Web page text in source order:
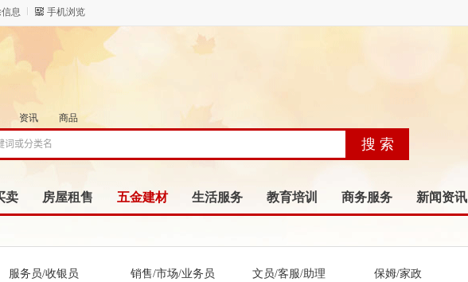
息 手机浏览
资讯 商品
卖 房屋租售 五金建材 生活服务 教育培训 商务服务 新闻资讯
服务员/收银员 销售/市场/业务员 文员/客服/助理 保姆/家政